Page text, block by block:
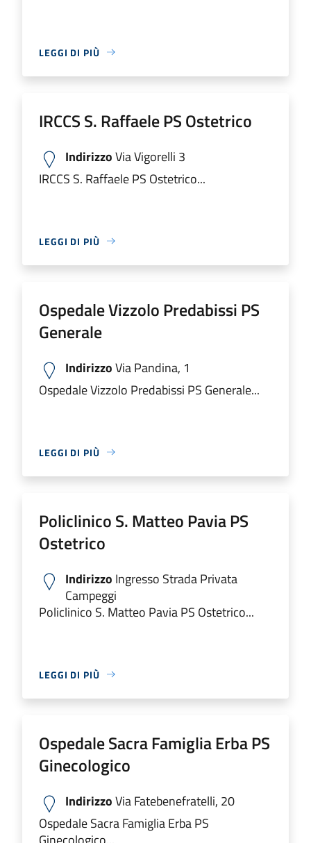
LEGGI DI PIÙ
IRCCS S. Raffaele PS Ostetrico
IndirizzoVia Vigorelli 3
IRCCS S. Raffaele PS Ostetrico...
LEGGI DI PIÙ
Ospedale Vizzolo Predabissi PS
Generale
IndirizzoVia Pandina, 1
Ospedale Vizzolo Predabissi PS Generale...
LEGGI DI PIÙ
Policlinico S. Matteo Pavia PS
Ostetrico
Indirizzo Ingresso Strada Privata
Campeggi
Policlinico S. Matteo Pavia PS Ostetrico...
LEGGI DI PIÙ
Ospedale Sacra Famiglia Erba PS
Ginecologico
IndirizzoVia Fatebenefratelli, 20
Ospedale Sacra Famiglia Erba PS